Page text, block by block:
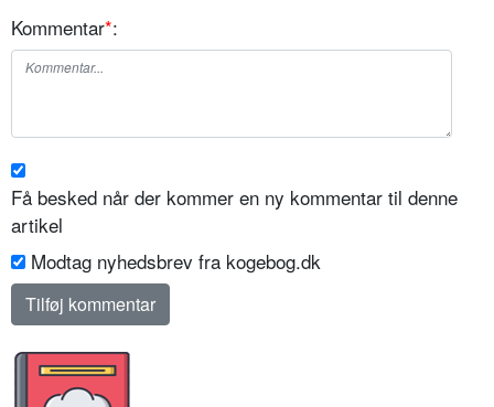
Kommentar*:
Få besked når der kommer en ny kommentar til denne
artikel
Modtag nyhedsbrev fra kogebog.dk